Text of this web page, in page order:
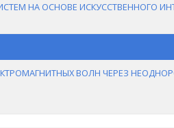
НА ОСНОВЕ ИСКУССТВЕННОГО
ВОЛН ЧЕРЕЗ